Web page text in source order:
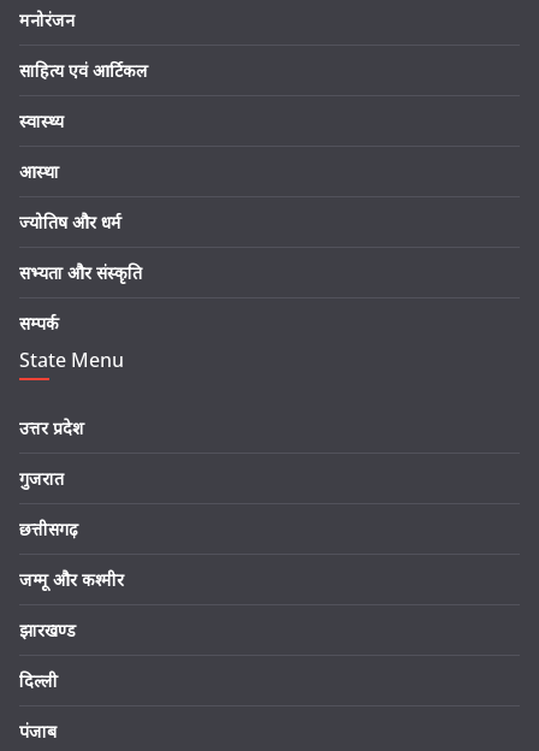
मनोरंजन
साहित्य एवं आर्टिकल
स्वास्थ्य
आस्था
ज्योतिष और धर्म
सभ्यता और संस्कृति
सम्पर्क
State Menu
उत्तर प्रदेश
गुजरात
छत्तीसगढ़
जम्मू और कश्मीर
झारखण्ड
दिल्ली
पंजाब